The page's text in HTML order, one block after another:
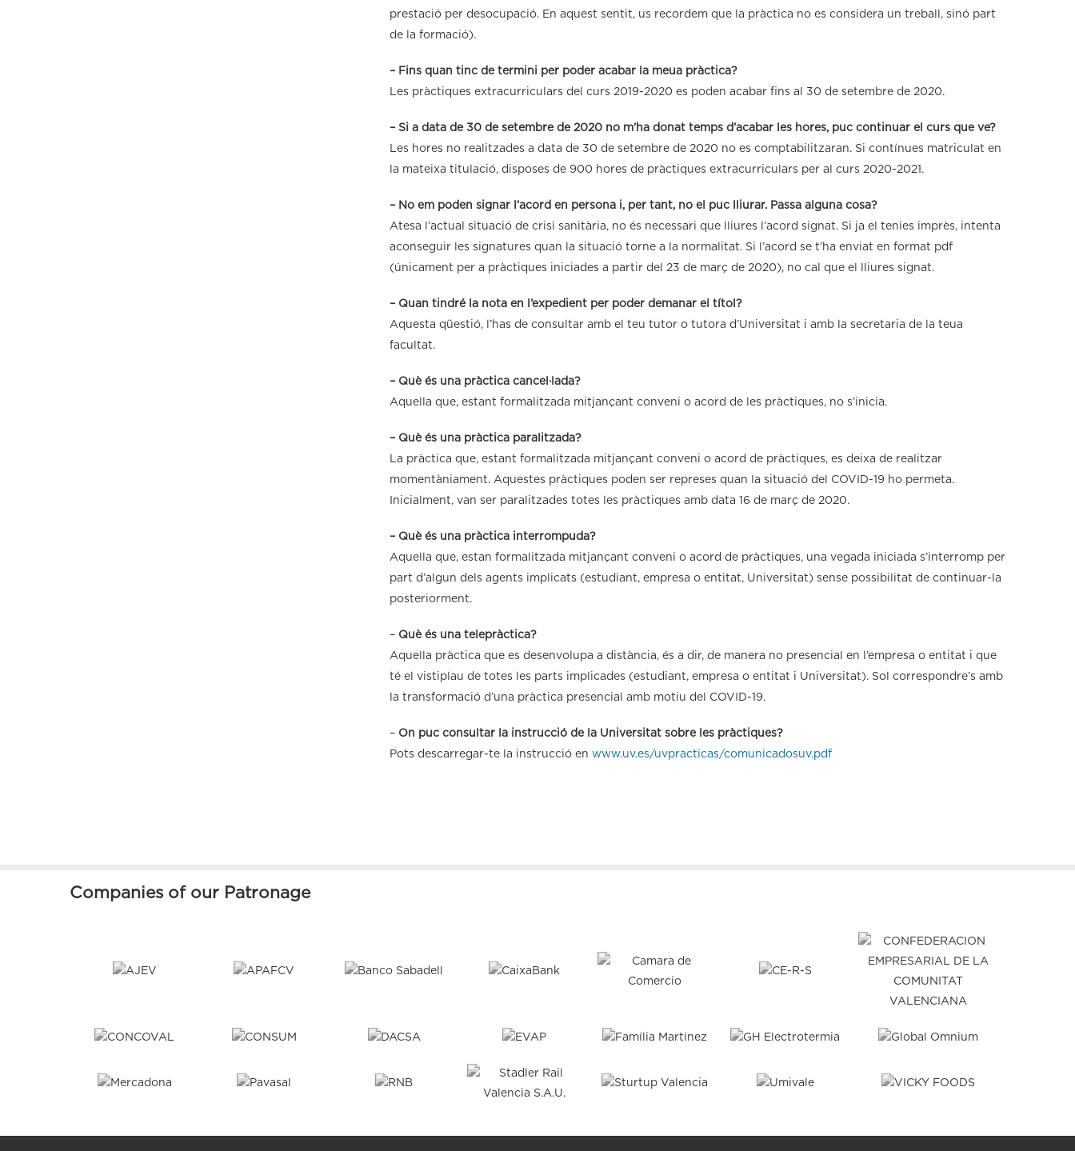
prestació per desocupació. En aquest sentit, us recordem que la pràctica no es considera un treball, sinó part
de la formació).
– Fins quan tinc de termini per poder acabar la meua pràctica?
Les pràctiques extracurriculars del curs 2019-2020 es poden acabar fins al 30 de setembre de 2020.
– Si a data de 30 de setembre de 2020 no m’ha donat temps d’acabar les hores, puc continuar el curs que ve?
Les hores no realitzades a data de 30 de setembre de 2020 no es comptabilitzaran. Si contínues matriculat en
la mateixa titulació, disposes de 900 hores de pràctiques extracurriculars per al curs 2020-2021.
– No em poden signar l’acord en persona i, per tant, no el puc lliurar. Passa alguna cosa?
Atesa l’actual situació de crisi sanitària, no és necessari que lliures l’acord signat. Si ja el tenies imprès, intenta
aconseguir les signatures quan la situació torne a la normalitat. Si l’acord se t’ha enviat en format pdf
(únicament per a pràctiques iniciades a partir del 23 de març de 2020), no cal que el lliures signat.
– Quan tindré la nota en l’expedient per poder demanar el títol?
Aquesta qüestió, l’has de consultar amb el teu tutor o tutora d’Universitat i amb la secretaria de la teua
facultat.
– Què és una pràctica cancel·lada?
Aquella que, estant formalitzada mitjançant conveni o acord de les pràctiques, no s’inicia.
– Què és una pràctica paralitzada?
La pràctica que, estant formalitzada mitjançant conveni o acord de pràctiques, es deixa de realitzar
momentàniament. Aquestes pràctiques poden ser represes quan la situació del COVID-19 ho permeta.
Inicialment, van ser paralitzades totes les pràctiques amb data 16 de març de 2020.
– Què és una pràctica interrompuda?
Aquella que, estan formalitzada mitjançant conveni o acord de pràctiques, una vegada iniciada s’interromp per
part d’algun dels agents implicats (estudiant, empresa o entitat, Universitat) sense possibilitat de continuar-la
posteriorment.
– Què és una telepràctica?
Aquella pràctica que es desenvolupa a distància, és a dir, de manera no presencial en l’empresa o entitat i que
té el vistiplau de totes les parts implicades (estudiant, empresa o entitat i Universitat). Sol correspondre’s amb
la transformació d’una pràctica presencial amb motiu del COVID-19.
– On puc consultar la instrucció de la Universitat sobre les pràctiques?
Pots descarregar-te la instrucció en www.uv.es/uvpracticas/comunicadosuv.pdf
Companies of our Patronage